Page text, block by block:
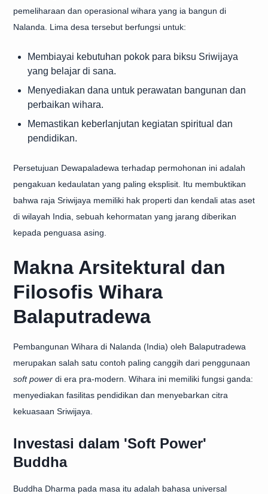
pemeliharaan dan operasional wihara yang ia bangun di
Nalanda. Lima desa tersebut berfungsi untuk:
Membiayai kebutuhan pokok para biksu Sriwijaya
yang belajar di sana.
Menyediakan dana untuk perawatan bangunan dan
perbaikan wihara.
Memastikan keberlanjutan kegiatan spiritual dan
pendidikan.
Persetujuan Dewapaladewa terhadap permohonan ini adalah
pengakuan kedaulatan yang paling eksplisit. Itu membuktikan
bahwa raja Sriwijaya memiliki hak properti dan kendali atas aset
di wilayah India, sebuah kehormatan yang jarang diberikan
kepada penguasa asing.
Makna Arsitektural dan
Filosofis Wihara
Balaputradewa
Pembangunan Wihara di Nalanda (India) oleh Balaputradewa
merupakan salah satu contoh paling canggih dari penggunaan
soft power di era pra-modern. Wihara ini memiliki fungsi ganda:
menyediakan fasilitas pendidikan dan menyebarkan citra
kekuasaan Sriwijaya.
Investasi dalam 'Soft Power'
Buddha
Buddha Dharma pada masa itu adalah bahasa universal